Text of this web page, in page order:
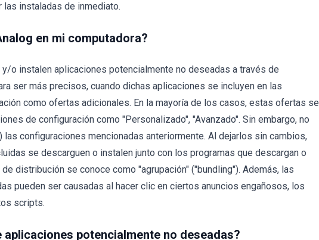
instaladas de inmediato.
en mi computadora?
o instalen aplicaciones potencialmente no deseadas a través de
ser más precisos, cuando dichas aplicaciones se incluyen en las
como ofertas adicionales. En la mayoría de los casos, estas ofertas se
de configuración como "Personalizado", "Avanzado". Sin embargo, no
configuraciones mencionadas anteriormente. Al dejarlos sin cambios,
se descarguen o instalen junto con los programas que descargan o
distribución se conoce como "agrupación" ("bundling"). Además, las
pueden ser causadas al hacer clic en ciertos anuncios engañosos, los
scripts.
potencialmente no deseadas?